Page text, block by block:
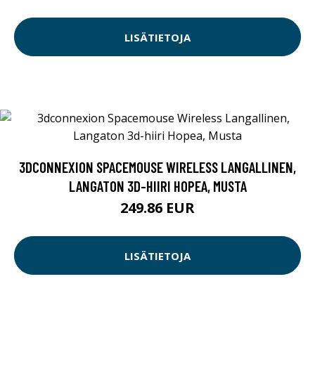
LISÄTIETOJA
3DCONNEXION SPACEMOUSE WIRELESS LANGALLINEN,
LANGATON 3D-HIIRI HOPEA, MUSTA
249.86 EUR
LISÄTIETOJA